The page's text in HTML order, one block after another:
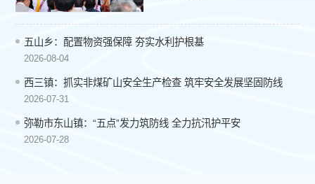
五山乡：配置物资强保障 夯实水利护根基
2026-08-04
西三镇：抓实非煤矿山安全生产检查 筑牢安全发展坚固防线
2026-07-31
弥勒市东山镇：“五点”发力筑防线 全力抗汛护平安
2026-07-28